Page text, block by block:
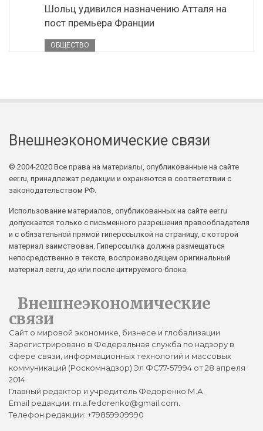
Шольц удивился назначению Атталя на
пост премьера Франции
ОБЩЕСТВО
Внешнеэкономические связи
© 2004-2020 Все права на материалы, опубликованные на сайте
eer.ru, принадлежат редакции и охраняются в соответствии с
законодательством РФ.
Использование материалов, опубликованных на сайте eer.ru
допускается только с письменного разрешения правообладателя
и с обязательной прямой гиперссылкой на страницу, с которой
материал заимствован. Гиперссылка должна размещаться
непосредственно в тексте, воспроизводящем оригинальный
материал eer.ru, до или после цитируемого блока.
Внешнеэкономические
связи
Сайт о мировой экономике, бизнесе и глобализации
Зарегистрировано в Федеральная служба по надзору в
сфере связи, информационных технологий и массовых
коммуникаций (Роскомнадзор) Эл ФС77-57994 от 28 апреля
2014
Главный редактор и учредитель Федоренко М.А.
Email редакции: m.a.fedorenko@gmail.com.
Телефон редакции: +79859909990